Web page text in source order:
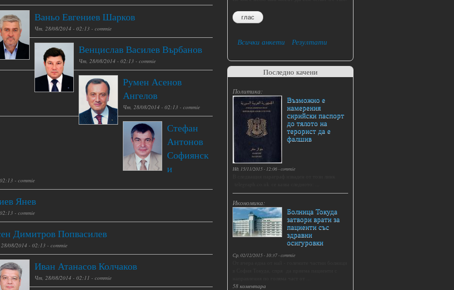
Ваньо Евгениев Шарков
Чт, 28/08/2014 - 02:13 - commie
Венцислав Василев Върбанов
Чт, 28/08/2014 - 02:13 - commie
Румен Асенов
Ангелов
Чт, 28/08/2014 - 02:13 - commie
Стефан
Антонов
Софиянск
и
- commie
Янев
- commie
Димитров Попвасилев
08/2014 - 02:13 - commie
Иван Атанасов Колчаков
Чт, 28/08/2014 - 02:11 - commie
Всички анкети Резултати
Последно качени
Политика:
Възможно е
намерения
сирийски паспорт
до тялото на
терорист да е
фалшив
Нд, 15/11/2015 - 12:06-commie
Икономика:
Болница Токуда
затвори врати за
пациенти със
здравни
осигуровки
Ср, 02/12/2015 - 10:37-commie
58 коментара